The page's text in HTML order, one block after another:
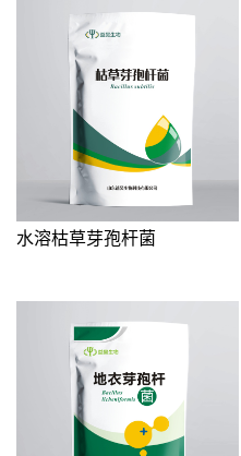
水溶枯草芽孢杆菌